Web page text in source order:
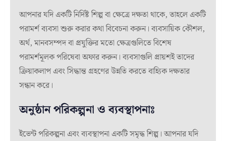
আপনার যদি একটি নির্দিষ্ট শিল্প বা ক্ষেত্রে দক্ষতা থাকে, তাহলে একটি
পরামর্শ ব্যবসা শুরু করার কথা বিবেচনা করুন। ব্যবসায়িক কৌশল,
অর্থ, মানবসম্পদ বা প্রযুক্তির মতো ক্ষেত্রগুলিতে বিশেষ
পরামর্শমূলক পরিষেবা অফার করুন। ব্যবসাগুলি প্রায়শই তাদের
ক্রিয়াকলাপ এবং সিদ্ধান্ত গ্রহণের উন্নতি করতে বাহ্যিক দক্ষতার
সন্ধান করে।
অনুষ্ঠান পরিকল্পনা ও ব্যবস্থাপনাঃ
ইভেন্ট পরিকল্পনা এবং ব্যবস্থাপনা একটি সমৃদ্ধ শিল্প। আপনার যদি